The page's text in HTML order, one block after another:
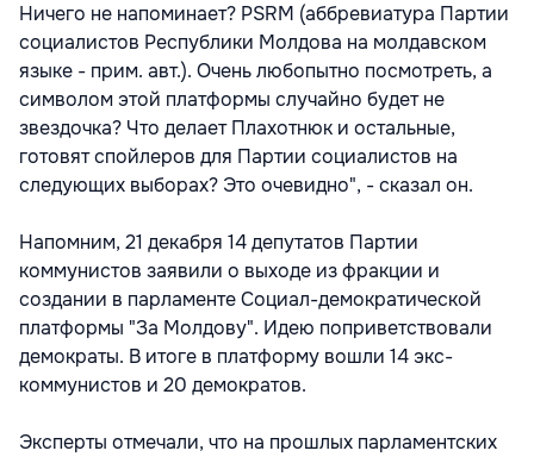
Ничего не напоминает? PSRM (аббревиатура Партии
социалистов Республики Молдова на молдавском
языке - прим. авт.). Очень любопытно посмотреть, а
символом этой платформы случайно будет не
звездочка? Что делает Плахотнюк и остальные,
готовят спойлеров для Партии социалистов на
следующих выборах? Это очевидно", - сказал он.
Напомним, 21 декабря 14 депутатов Партии
коммунистов заявили о выходе из фракции и
создании в парламенте Социал-демократической
платформы "За Молдову". Идею поприветствовали
демократы. В итоге в платформу вошли 14 экс-
коммунистов и 20 демократов.
Эксперты отмечали, что на прошлых парламентских